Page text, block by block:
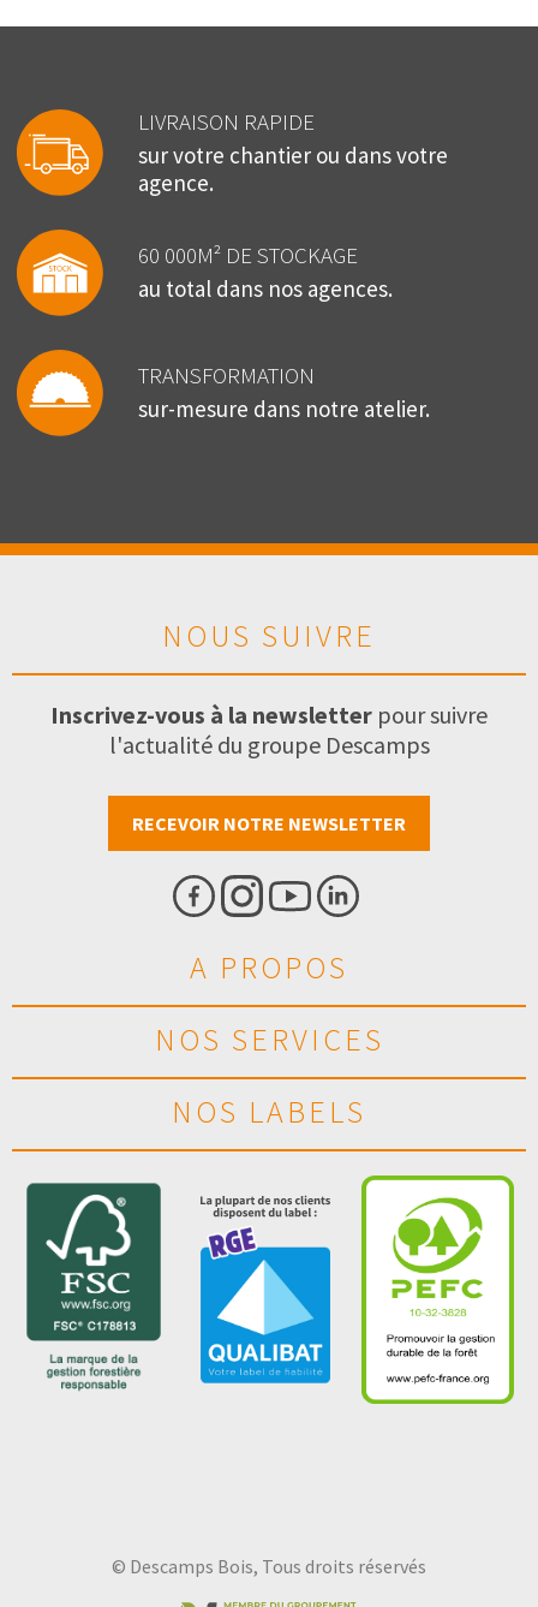
LIVRAISON RAPIDE
sur votre chantier ou dans votre
agence.
60 000M² DE STOCKAGE
au total dans nos agences.
TRANSFORMATION
sur-mesure dans notre atelier.
NOUS SUIVRE
Inscrivez-vous à la newsletter pour suivre
l'actualité du groupe Descamps
RECEVOIR NOTRE NEWSLETTER
A PROPOS
NOS SERVICES
NOS LABELS
© Descamps Bois, Tous droits réservés